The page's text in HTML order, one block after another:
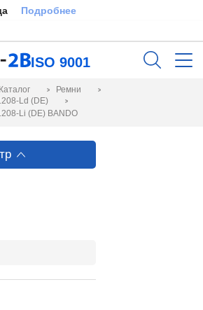
Подробнее
ISO 9001
Каталог
Ремни
Ld (DE)
Li (DE) BANDO